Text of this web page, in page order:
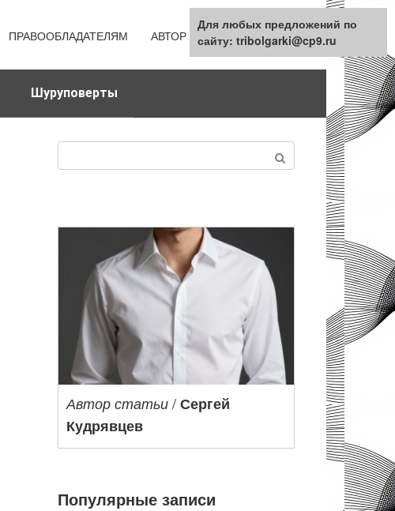
ПРАВООБЛАДАТЕЛЯМ АВТОР КАРТА САЙТА
Шуруповерты
Автор статьи /Сергей
Кудрявцев
Популярные записи
Для любых предложений по
сайту: tribolgarki@cp9.ru